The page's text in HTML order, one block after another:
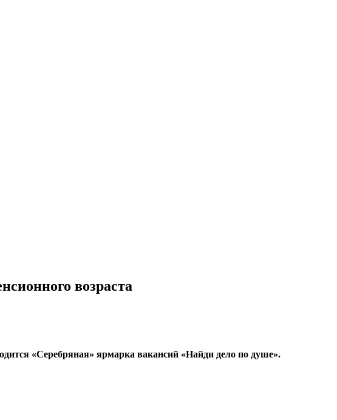
возраста
«Серебряная» ярмарка вакансий «Найди дело по душе».